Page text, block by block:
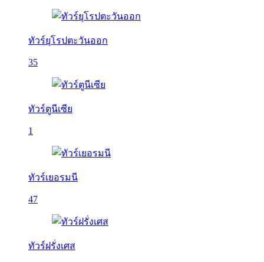
ทัวร์ยุโรปตะวันออก
35
ทัวร์ตูนีเซีย
1
ทัวร์เยอรมนี
47
ทัวร์ฝรั่งเศส